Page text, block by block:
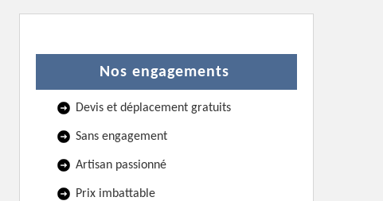
Nos engagements
Devis et déplacement gratuits
Sans engagement
Artisan passionné
Prix imbattable